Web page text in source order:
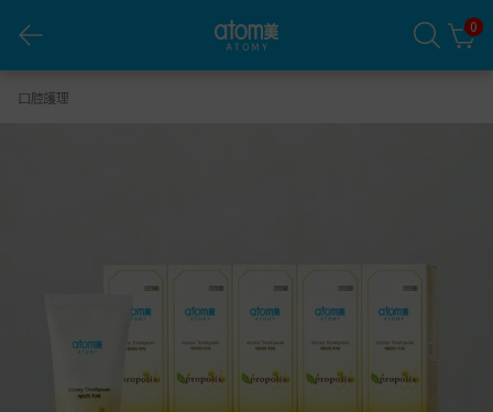
0
口腔護理
艾多美 蜂膠牙膏200g(5條)